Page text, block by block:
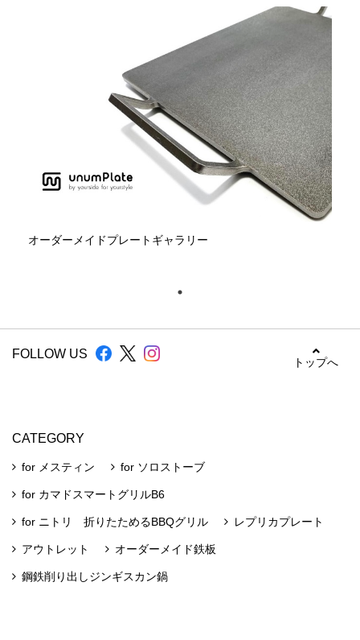
オーダーメイドプレートギャラリー
FOLLOW US
トップへ
CATEGORY
for メスティン for ソロストーブ
for カマドスマートグリルB6
for ニトリ 折りたためるBBQグリル レプリカプレート
アウトレット オーダーメイド鉄板
鋼鉄削り出しジンギスカン鍋